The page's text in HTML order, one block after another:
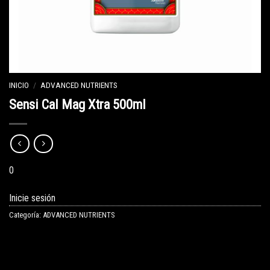
INICIO / ADVANCED NUTRIENTS
Sensi Cal Mag Xtra 500ml
0
Inicie sesión
Categoría: ADVANCED NUTRIENTS